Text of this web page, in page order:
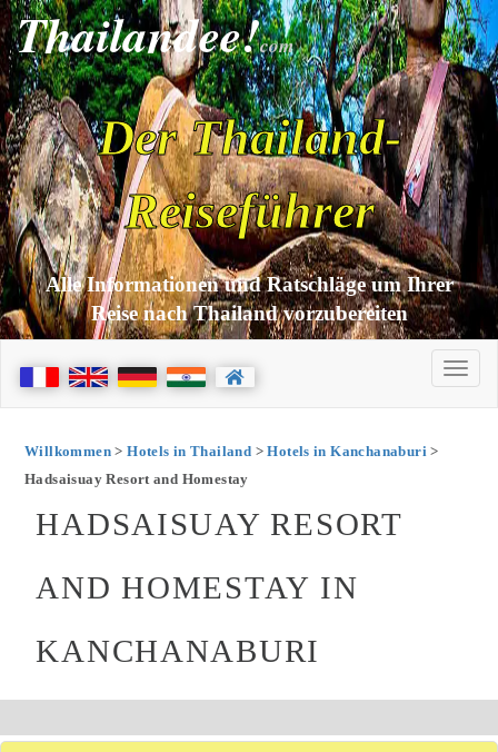
Thailandee!com
Der Thailand-
Reiseführer
Alle Informationen und Ratschläge um Ihrer
Reise nach Thailand vorzubereiten
Willkommen>Hotels in Thailand >Hotels in Kanchanaburi>
Hadsaisuay Resort and Homestay
HADSAISUAY RESORT
AND HOMESTAY IN
KANCHANABURI